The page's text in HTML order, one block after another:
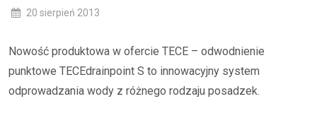
20 sierpień 2013
Nowość produktowa w ofercie TECE – odwodnienie
punktowe TECEdrainpoint S to innowacyjny system
odprowadzania wody z różnego rodzaju posadzek.